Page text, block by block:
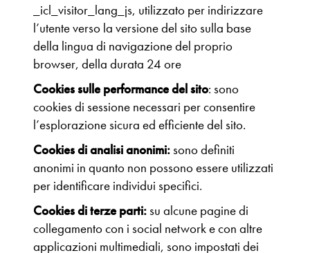
_icl_visitor_lang_js, utilizzato per indirizzare
l’utente verso la versione del sito sulla base
della lingua di navigazione del proprio
browser, della durata 24 ore
Cookies sulle performance del sito: sono
cookies di sessione necessari per consentire
l’esplorazione sicura ed efficiente del sito.
Cookies di analisi anonimi:sono definiti
anonimi in quanto non possono essere utilizzati
per identificare individui specifici.
Cookies di terze parti:su alcune pagine di
collegamento con i social network e con altre
applicazioni multimediali, sono impostati dei